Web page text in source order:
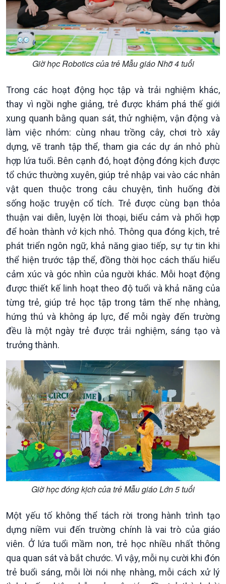
Xã hội chuyển động
Bước chân đến trường
Văn hoá & Du lịch
Tin Văn hoá & Du lịch
Chát với người nổi tiếng
Câu chuyện Thể thao
Multimedia
Ảnh
Video
Infographic
E-Magazine
Giờ học Robotics của trẻ Mẫu giáo Nhỡ 4 tuổi
Trong các hoạt động học tập và trải nghiệm khác,
thay vì ngồi nghe giảng, trẻ được khám phá thế giới
xung quanh bằng quan sát, thử nghiệm, vận động và
làm việc nhóm: cùng nhau trồng cây, chơi trò xây
dựng, vẽ tranh tập thể, tham gia các dự án nhỏ phù
hợp lứa tuổi. Bên cạnh đó, hoạt động đóng kịch được
tổ chức thường xuyên, giúp trẻ nhập vai vào các nhân
vật quen thuộc trong câu chuyện, tình huống đời
sống hoặc truyện cổ tích. Trẻ được cùng bạn thỏa
thuận vai diễn, luyện lời thoại, biểu cảm và phối hợp
để hoàn thành vở kịch nhỏ. Thông qua đóng kịch, trẻ
phát triển ngôn ngữ, khả năng giao tiếp, sự tự tin khi
thể hiện trước tập thể, đồng thời học cách thấu hiểu
cảm xúc và góc nhìn của người khác. Mỗi hoạt động
được thiết kế linh hoạt theo độ tuổi và khả năng của
từng trẻ, giúp trẻ học tập trong tâm thế nhẹ nhàng,
hứng thú và không áp lực, để mỗi ngày đến trường
đều là một ngày trẻ được trải nghiệm, sáng tạo và
trưởng thành.
Giờ học đóng kịch của trẻ Mẫu giáo Lớn 5 tuổi
Một yếu tố không thể tách rời trong hành trình tạo
dựng niềm vui đến trường chính là vai trò của giáo
viên. Ở lứa tuổi mầm non, trẻ học nhiều nhất thông
qua quan sát và bắt chước. Vì vậy, mỗi nụ cười khi đón
trẻ buổi sáng, mỗi lời nói nhẹ nhàng, mỗi cách xử lý